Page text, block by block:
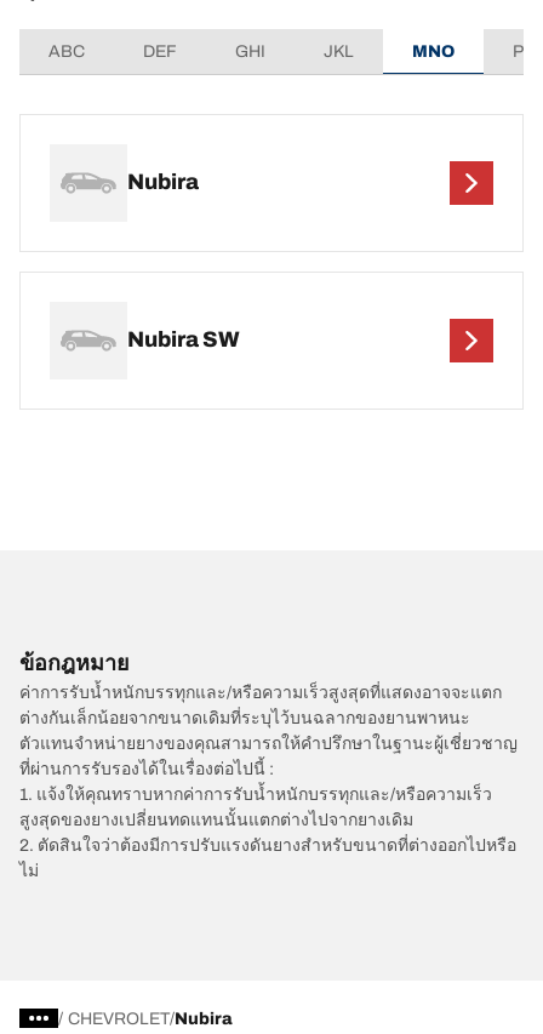
ABC DEF GHI JKL MNO
Nubira
Nubira SW
ข้อกฎหมาย
ค่าการรับน้ำหนักบรรทุกและ/หรือความเร็วสูงสุดที่แสดงอาจจะแตก
ต่างกันเล็กน้อยจากขนาดเดิมที่ระบุไว้บนฉลากของยานพาหนะ
ตัวแทนจำหน่ายยางของคุณสามารถให้คำปรึกษาในฐานะผู้เชี่ยวชาญ
ที่ผ่านการรับรองได้ในเรื่องต่อไปนี้ :
1. แจ้งให้คุณทราบหากค่าการรับน้ำหนักบรรทุกและ/หรือความเร็ว
สูงสุดของยางเปลี่ยนทดแทนนั้นแตกต่างไปจากยางเดิม
2. ตัดสินใจว่าต้องมีการปรับแรงดันยางสำหรับขนาดที่ต่างออกไปหรือ
ไม่
/ CHEVROLET Nubira